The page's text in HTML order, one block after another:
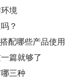
境
？
配哪些产品使用
篇就够了
三种